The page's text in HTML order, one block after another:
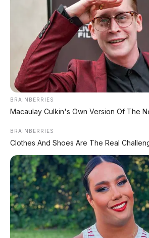
Suspensi Supercar &
Range 1.505 Km
dengan
Tidak ada komentar:
Posting Komentar
BRAINBERRIES
Macaulay Culkin's Own Version Of The
BRAINBERRIES
Clothes And Shoes Are The Real